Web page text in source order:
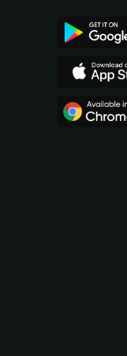
Português (Brasil)